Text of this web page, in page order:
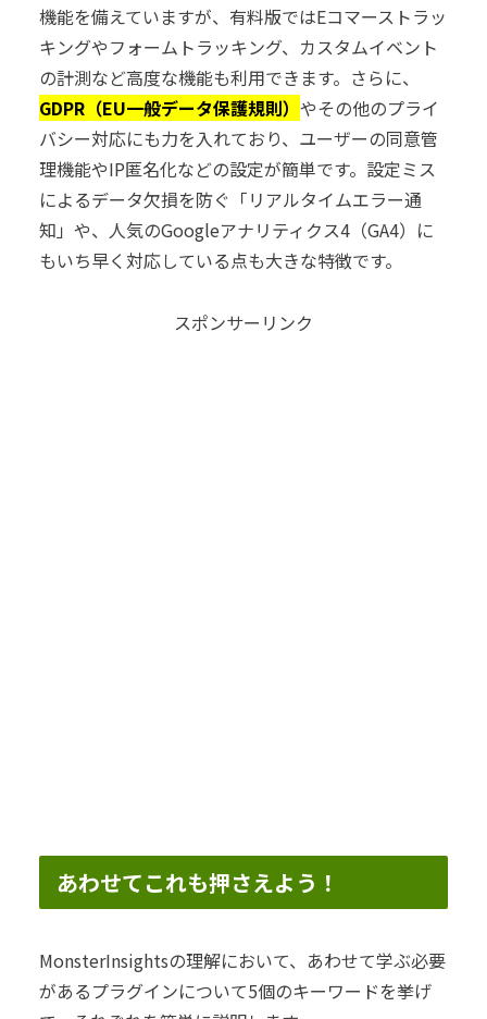
機能を備えていますが、有料版ではEコマーストラッ
キングやフォームトラッキング、カスタムイベント
の計測など高度な機能も利用できます。さらに、
GDPR（EU一般データ保護規則） やその他のプライ
バシー対応にも力を入れており、ユーザーの同意管
理機能やIP匿名化などの設定が簡単です。設定ミス
によるデータ欠損を防ぐ「リアルタイムエラー通
知」や、人気のGoogleアナリティクス4（GA4）に
もいち早く対応している点も大きな特徴です。
スポンサーリンク
あわせてこれも押さえよう！
MonsterInsightsの理解において、あわせて学ぶ必要
があるプラグインについて5個のキーワードを挙げ